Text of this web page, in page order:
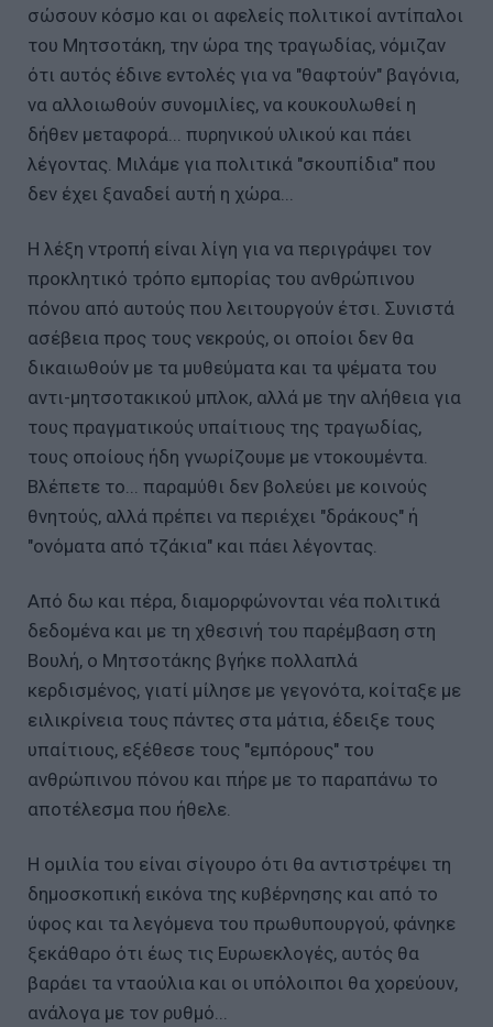
σώσουν κόσμο και οι αφελείς πολιτικοί αντίπαλοι
του Μητσοτάκη, την ώρα της τραγωδίας, νόμιζαν
ότι αυτός έδινε εντολές για να "θαφτούν" βαγόνια,
να αλλοιωθούν συνομιλίες, να κουκουλωθεί η
δήθεν μεταφορά... πυρηνικού υλικού και πάει
λέγοντας. Μιλάμε για πολιτικά "σκουπίδια" που
δεν έχει ξαναδεί αυτή η χώρα...
Η λέξη ντροπή είναι λίγη για να περιγράψει τον
προκλητικό τρόπο εμπορίας του ανθρώπινου
πόνου από αυτούς που λειτουργούν έτσι. Συνιστά
ασέβεια προς τους νεκρούς, οι οποίοι δεν θα
δικαιωθούν με τα μυθεύματα και τα ψέματα του
αντι-μητσοτακικού μπλοκ, αλλά με την αλήθεια για
τους πραγματικούς υπαίτιους της τραγωδίας,
τους οποίους ήδη γνωρίζουμε με ντοκουμέντα.
Βλέπετε το... παραμύθι δεν βολεύει με κοινούς
θνητούς, αλλά πρέπει να περιέχει "δράκους" ή
"ονόματα από τζάκια" και πάει λέγοντας.
Από δω και πέρα, διαμορφώνονται νέα πολιτικά
δεδομένα και με τη χθεσινή του παρέμβαση στη
Βουλή, ο Μητσοτάκης βγήκε πολλαπλά
κερδισμένος, γιατί μίλησε με γεγονότα, κοίταξε με
ειλικρίνεια τους πάντες στα μάτια, έδειξε τους
υπαίτιους, εξέθεσε τους "εμπόρους" του
ανθρώπινου πόνου και πήρε με το παραπάνω το
αποτέλεσμα που ήθελε.
Η ομιλία του είναι σίγουρο ότι θα αντιστρέψει τη
δημοσκοπική εικόνα της κυβέρνησης και από το
ύφος και τα λεγόμενα του πρωθυπουργού, φάνηκε
ξεκάθαρο ότι έως τις Ευρωεκλογές, αυτός θα
βαράει τα νταούλια και οι υπόλοιποι θα χορεύουν,
ανάλογα με τον ρυθμό...